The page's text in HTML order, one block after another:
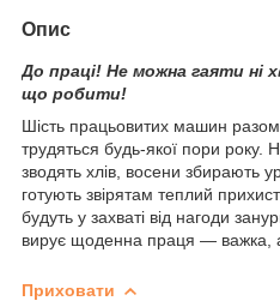
Опис
До праці! Не можна гаяти ні
що робити!
Шість працьовитих машин
трудяться будь-якої пори року.
зводять хлів, восени збирають
готують звірятам теплий
будуть у захваті від нагоди
вирує щоденна праця — важка,
Приховати